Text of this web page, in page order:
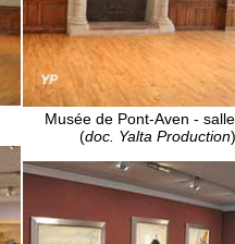
Musée de Pont-Aven -
(doc. Yalta Production)